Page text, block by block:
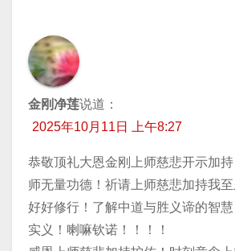
金刚净莲说道：
2025年10月11日 上午8:27
恭敬顶礼大恩金刚上师慈悲开示加
师无量功德！祈请上师慈悲加持我至
好好修行！了解中道与胜义谛的智
实义！喇嘛钦诺！！！！